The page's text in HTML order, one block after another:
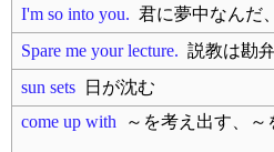
I'm so into you. 君に夢中なんだ
Spare me your lecture. 説教は勘
sun sets 日が沈む
come up with ～を考え出す、～